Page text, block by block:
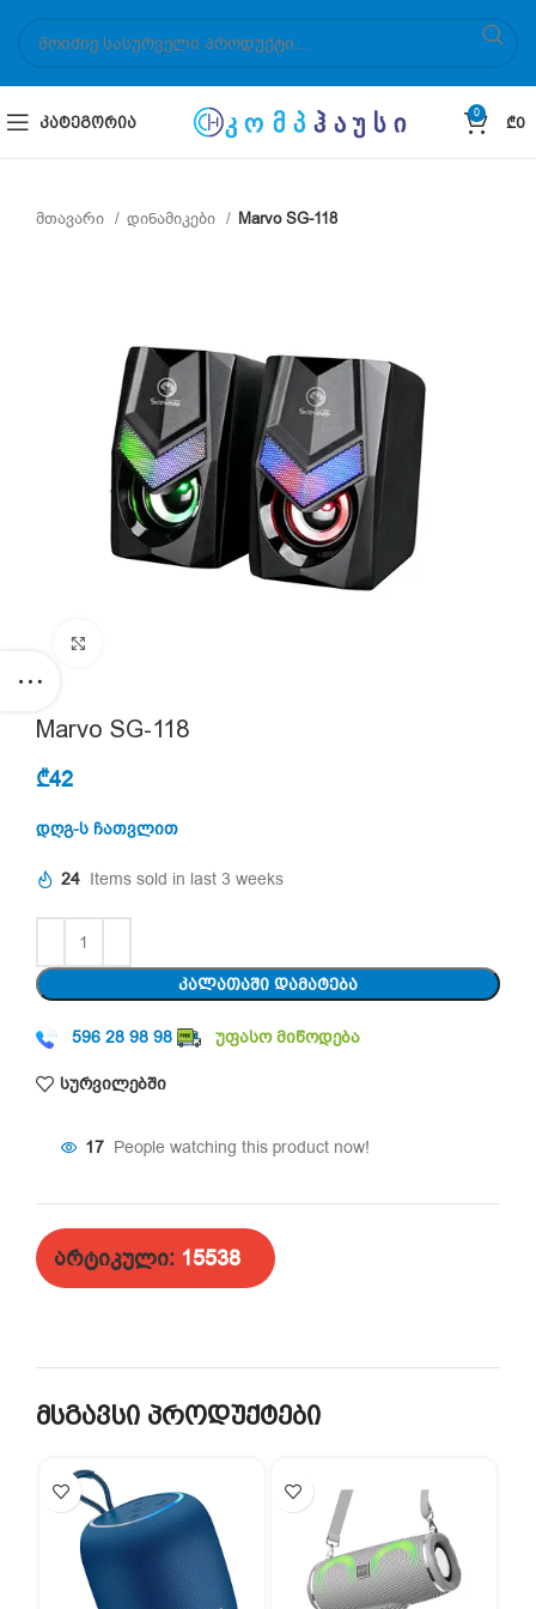
ᲙᲐᲢᲔᲒᲝᲠᲘᲐ
0
₾0
მთავარი დინამიკები Marvo SG-118
Marvo SG-118
₾42
დღგ-ს ჩათვლით
24 Items sold in last 3 weeks
ᲙᲐᲚᲐᲗᲐᲨᲘ ᲓᲐᲛᲐᲢᲔᲑᲐ
596 28 98 98 უფასო მიწოდება
სურვილებში
17 People watching this product now!
არტიკული: 15538
მსგავსი პროდუქტები